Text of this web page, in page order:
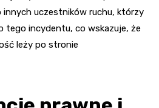
innych uczestników ruchu, którzy
tego incydentu, co wskazuje, że
leży po stronie